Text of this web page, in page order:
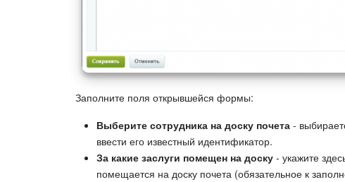
Заполните поля открывшейся формы:
Выберите сотрудника на доску почета -
ввести его известный идентификатор.
За какие заслуги помещен на доску - укажите
помещается на доску почета (обязательное к